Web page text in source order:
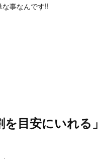
事なんです!!
を目安にいれる」